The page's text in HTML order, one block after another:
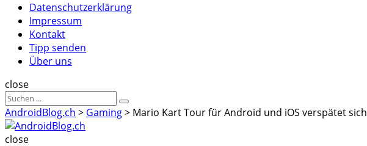
Datenschutzerklärung
Impressum
Kontakt
Tipp senden
Über uns
Suche
close
Sucheergebnisse
für
Suche
AndroidBlog.ch > Gaming> Mario Kart Tour für Android und iOS verspätet sich
close